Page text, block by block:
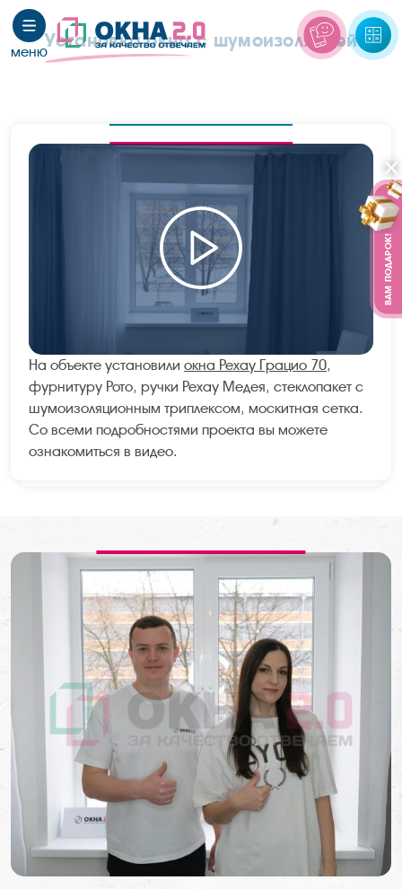
Установка окна с шумоизоляцией
На объекте установили окна Рехау Грацио 70,
фурнитуру Рото, ручки Рехау Медея, стеклопакет с
шумоизоляционным триплексом, москитная сетка.
Со всеми подробностями проекта вы можете
ознакомиться в видео.
ВАМ ПОДАРОК!